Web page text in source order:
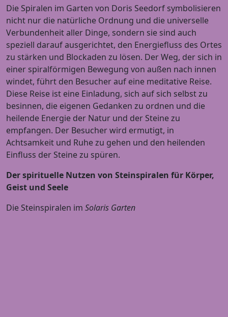
Die Spiralen im Garten von Doris Seedorf symbolisieren
nicht nur die natürliche Ordnung und die universelle
Verbundenheit aller Dinge, sondern sie sind auch
speziell darauf ausgerichtet, den Energiefluss des Ortes
zu stärken und Blockaden zu lösen. Der Weg, der sich in
einer spiralförmigen Bewegung von außen nach innen
windet, führt den Besucher auf eine meditative Reise.
Diese Reise ist eine Einladung, sich auf sich selbst zu
besinnen, die eigenen Gedanken zu ordnen und die
heilende Energie der Natur und der Steine ​​zu
empfangen. Der Besucher wird ermutigt, in
Achtsamkeit und Ruhe zu gehen und den heilenden
Einfluss der Steine ​​zu spüren.
Der spirituelle Nutzen von Steinspiralen für Körper,
Geist und Seele
Die Steinspiralen im Solaris Garten